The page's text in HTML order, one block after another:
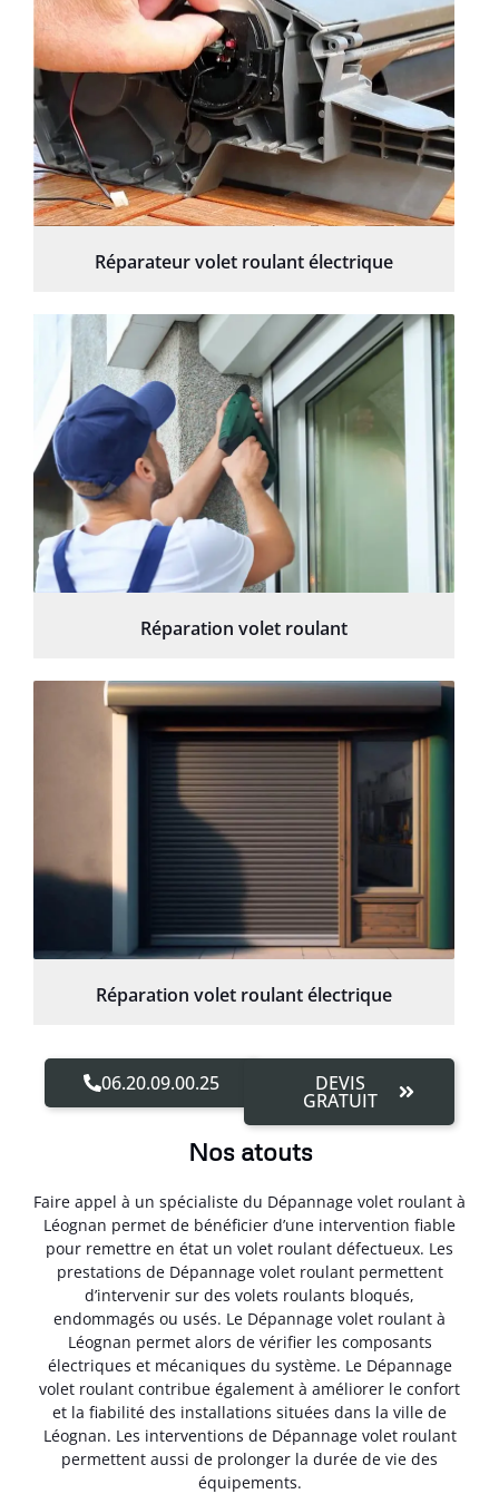
Réparateur volet roulant électrique
Réparation volet roulant
Réparation volet roulant électrique
06.20.09.00.25 DEVIS
GRATUIT
Nos atouts
Faire appel à un spécialiste du Dépannage volet roulant à
Léognan permet de bénéficier d’une intervention fiable
pour remettre en état un volet roulant défectueux. Les
prestations de Dépannage volet roulant permettent
d’intervenir sur des volets roulants bloqués,
endommagés ou usés. Le Dépannage volet roulant à
Léognan permet alors de vérifier les composants
électriques et mécaniques du système. Le Dépannage
volet roulant contribue également à améliorer le confort
et la fiabilité des installations situées dans la ville de
Léognan. Les interventions de Dépannage volet roulant
permettent aussi de prolonger la durée de vie des
équipements.